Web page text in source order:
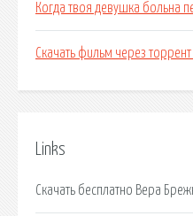
Когда твоя девушка больна
Скачать фильм через
Links
Скачать бесплатно Вера